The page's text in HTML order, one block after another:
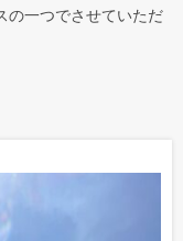
の一つでさせていただ